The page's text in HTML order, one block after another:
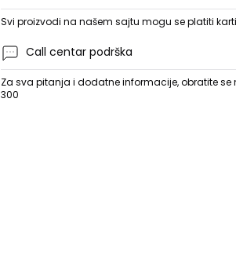
Svi proizvodi na našem sajtu mogu se platiti
Call centar podrška
Za sva pitanja i dodatne informacije, obratite se
300